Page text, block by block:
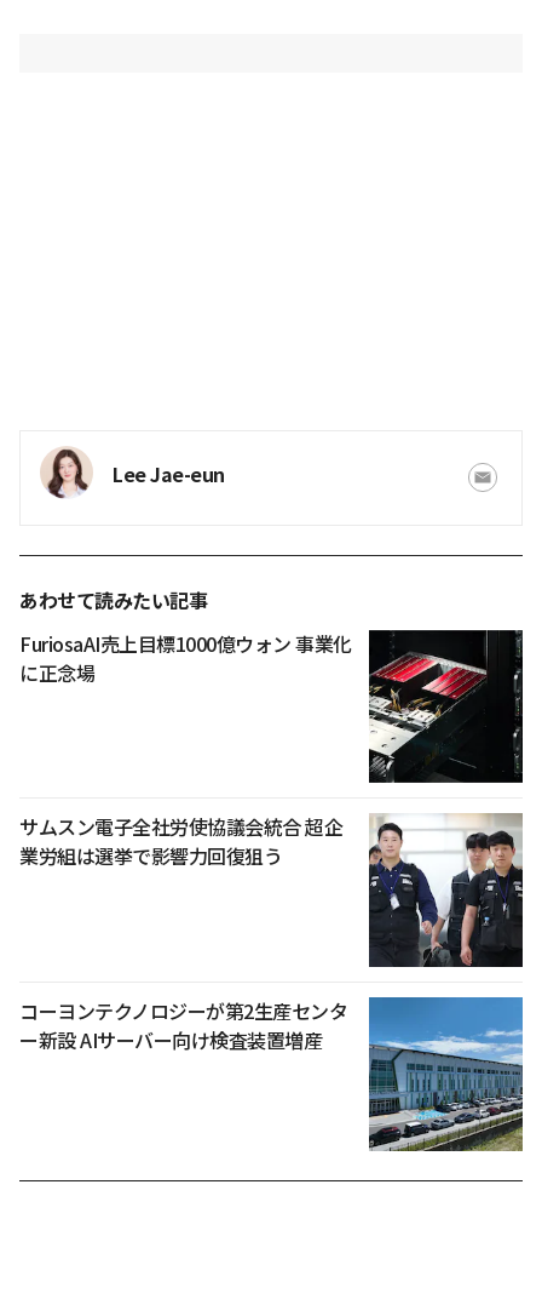
Lee Jae-eun
あわせて読みたい記事
FuriosaAI売上目標1000億ウォン 事業化
に正念場
サムスン電子全社労使協議会統合 超企
業労組は選挙で影響力回復狙う
コーヨンテクノロジーが第2生産センタ
ー新設 AIサーバー向け検査装置増産